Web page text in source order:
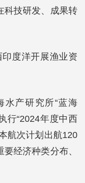
科技研发、成果转
印度洋开展渔业资
水产研究所“蓝海
行“2024年度中西
航次计划出航120
经济种类分布、